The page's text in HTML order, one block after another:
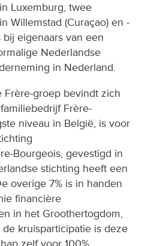
Luxemburg, twee
Willemstad (Curaçao) en -
eigenaars van een
Nederlandse
in Nederland.
groep bevindt zich
Frère-
niveau in België, is voor
Bourgeois, gevestigd in
stichting heeft een
overige 7% is in handen
financière
in het Groothertogdom,
kruisparticipatie is deze